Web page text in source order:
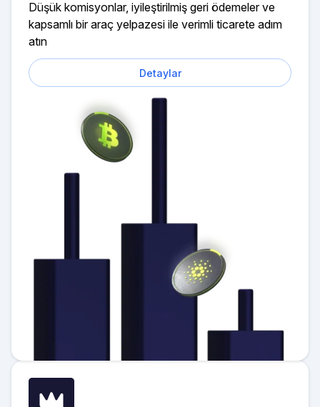
Düşük komisyonlar, iyileştirilmiş geri ödemeler ve
kapsamlı bir araç yelpazesi ile verimli ticarete adım
atın
Detaylar